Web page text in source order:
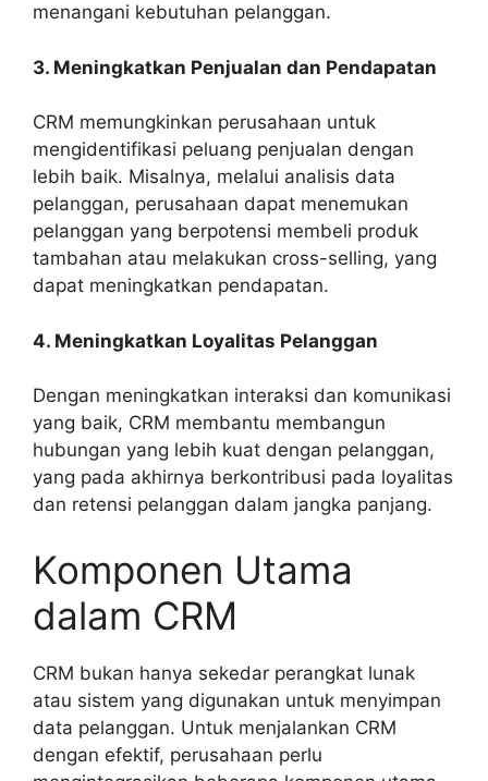
menangani kebutuhan pelanggan.
3. Meningkatkan Penjualan dan Pendapatan
CRM memungkinkan perusahaan untuk
mengidentifikasi peluang penjualan dengan
lebih baik. Misalnya, melalui analisis data
pelanggan, perusahaan dapat menemukan
pelanggan yang berpotensi membeli produk
tambahan atau melakukan cross-selling, yang
dapat meningkatkan pendapatan.
4. Meningkatkan Loyalitas Pelanggan
Dengan meningkatkan interaksi dan komunikasi
yang baik, CRM membantu membangun
hubungan yang lebih kuat dengan pelanggan,
yang pada akhirnya berkontribusi pada loyalitas
dan retensi pelanggan dalam jangka panjang.
Komponen Utama
dalam CRM
CRM bukan hanya sekedar perangkat lunak
atau sistem yang digunakan untuk menyimpan
data pelanggan. Untuk menjalankan CRM
dengan efektif, perusahaan perlu